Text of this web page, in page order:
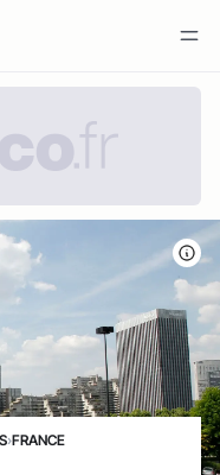
›FRANCE